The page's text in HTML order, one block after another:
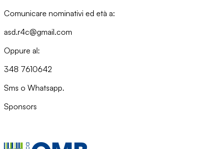
Comunicare nominativi ed età a:
asd.r4c@gmail.com
Oppure al:
348 7610642
Sms o Whatsapp.
Sponsors